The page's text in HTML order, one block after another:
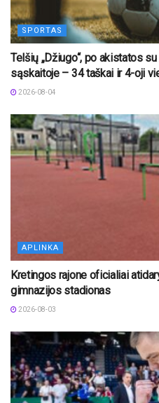
SPORTAS
Telšių „Džiugo“, po akistatos
sąskaitoje – 34 taškai ir 4-oji
2026-08-04
APLINKA
Kretingos rajone oficialiai
gimnazijos stadionas
2026-08-03